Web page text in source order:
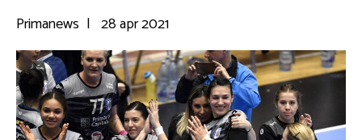
Primanews | 28 apr 2021